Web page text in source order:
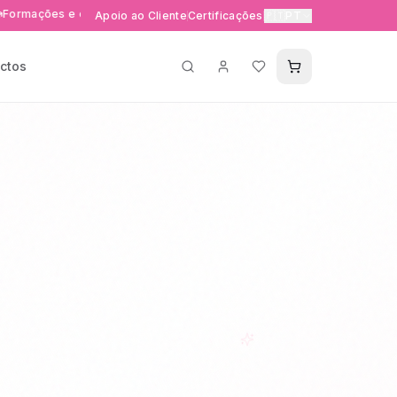
e eventos exclusivos Entrega rápida 24-48h em
Apoio ao ClienteCertificações🇵🇹